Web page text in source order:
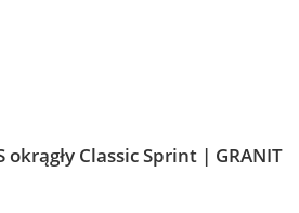
okrągły Classic Sprint | GRANIT